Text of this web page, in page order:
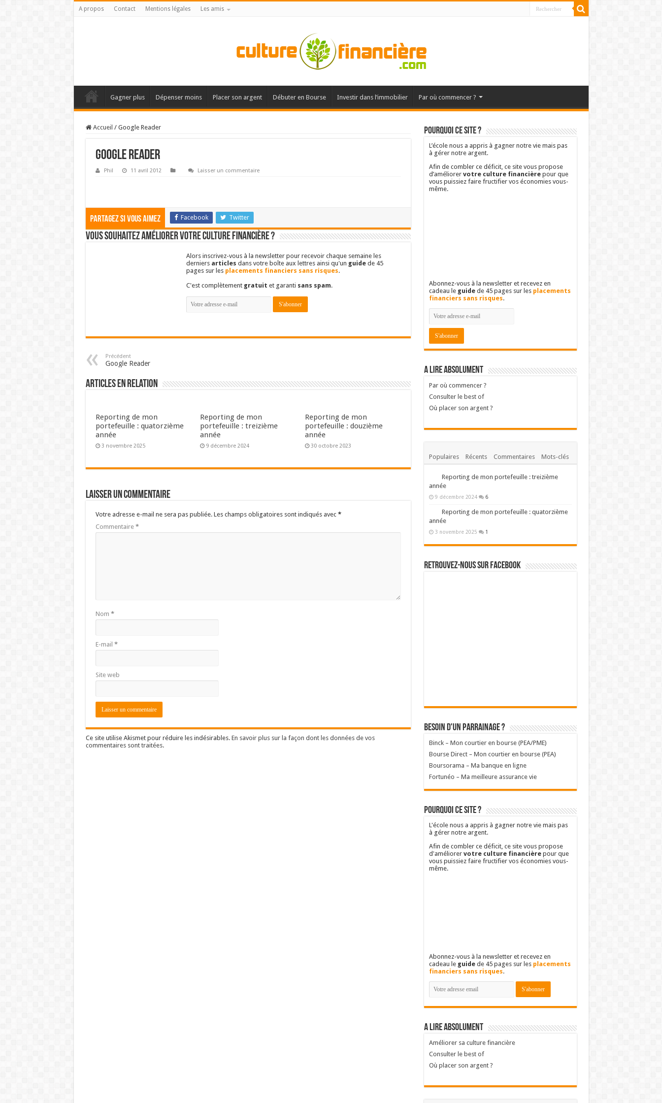
A propos Contact Mentions légales Les amis
Gagner plus Dépenser moins Placer son argent Débuter en Bourse Investir dans l’immobilier Par où commencer ?
Accueil / Google Reader
Google Reader
Phil 11 avril 2012 Laisser un commentaire
Partagez si vous aimez Facebook Twitter
Vous souhaitez améliorer votre culture financière ?
Alors inscrivez-vous à la newsletter pour recevoir chaque semaine les
derniers articles dans votre boîte aux lettres ainsi qu'un guidede 45
pages sur les placements financiers sans risques.
C'est complètement gratuit et garanti sans spam.
Précédent
Google Reader
Articles en relation
Reporting de mon
portefeuille : quatorzième
année
3 novembre 2025
Reporting de mon
portefeuille : treizième
année
9 décembre 2024
Reporting de mon
portefeuille : douzième
année
30 octobre 2023
Laisser un commentaire
Votre adresse e-mail ne sera pas publiée. Les champs obligatoires sont indiqués avec *
Commentaire *
Nom *
E-mail *
Site web
Ce site utilise Akismet pour réduire les indésirables. En savoir plus sur la façon dont les données de vos
commentaires sont traitées.
Pourquoi ce site ?
L’école nous a appris à gagner notre vie mais pas
à gérer notre argent.
Afin de combler ce déficit, ce site vous propose
d’améliorer votre culture financièrepour que
vous puissiez faire fructifier vos économies vous-
même.
Abonnez-vous à la newsletter et recevez en
cadeau le guidede 45 pages sur les placements
financiers sans risques.
A lire absolument
Par où commencer ?
Consulter le best of
Où placer son argent ?
Populaires Récents Commentaires Mots-clés
Reporting de mon portefeuille : treizième
année
9 décembre 2024 6
Reporting de mon portefeuille : quatorzième
année
3 novembre 2025 1
Retrouvez-nous sur Facebook
Besoin d'un parrainage ?
Binck – Mon courtier en bourse (PEA/PME)
Bourse Direct – Mon courtier en bourse (PEA)
Boursorama – Ma banque en ligne
Fortunéo – Ma meilleure assurance vie
Pourquoi ce site ?
L'école nous a appris à gagner notre vie mais pas
à gérer notre argent.
Afin de combler ce déficit, ce site vous propose
d'améliorer votre culture financièrepour que
vous puissiez faire fructifier vos économies vous-
même.
Abonnez-vous à la newsletter et recevez en
cadeau le guidede 45 pages sur les placements
financiers sans risques.
A lire absolument
Améliorer sa culture financière
Consulter le best of
Où placer son argent ?